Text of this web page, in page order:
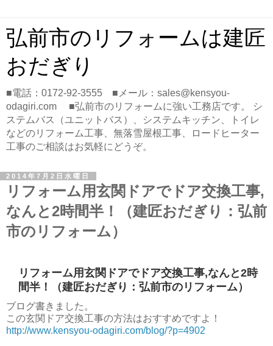
弘前市のリフォームは建匠
おだぎり
■電話：0172-92-3555 ■メール：sales@kensyou-
odagiri.com ■弘前市のリフォームに強い工務店です。 シ
ステムバス（ユニットバス）、システムキッチン、トイレ
などのリフォーム工事、無落雪屋根工事、ロードヒーター
工事のご相談はお気軽にどうぞ。
2014年7月2日水曜日
リフォーム用玄関ドアでドア交換工事,
なんと2時間半！（建匠おだぎり：弘前
市のリフォーム）
リフォーム用玄関ドアでドア交換工事,なんと2時
間半！（建匠おだぎり：弘前市のリフォーム）
ブログ書きました。
この玄関ドア交換工事の方法はおすすめですよ！
http://www.kensyou-odagiri.com/blog/?p=4902